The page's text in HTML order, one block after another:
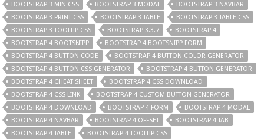
BOOTSTRAP 3 MIN CSS
BOOTSTRAP 3 MODAL
BOOTSTRAP 3 NAVBAR
BOOTSTRAP 3 PRINT CSS
BOOTSTRAP 3 TABLE
BOOTSTRAP 3 TABLE CSS
BOOTSTRAP 3 TOOLTIP CSS
BOOTSTRAP 3.3.7
BOOTSTRAP 4
BOOTSTRAP 4 BOOTSNIPP
BOOTSTRAP 4 BOOTSNIPP FORM
BOOTSTRAP 4 BUTTON CODE
BOOTSTRAP 4 BUTTON COLOR GENERATOR
BOOTSTRAP 4 BUTTON CSS GENERATOR
BOOTSTRAP 4 BUTTON GENERATOR
BOOTSTRAP 4 CHEAT SHEET
BOOTSTRAP 4 CSS DOWNLOAD
BOOTSTRAP 4 CSS LINK
BOOTSTRAP 4 CUSTOM BUTTON GENERATOR
BOOTSTRAP 4 DOWNLOAD
BOOTSTRAP 4 FORM
BOOTSTRAP 4 MODAL
BOOTSTRAP 4 NAVBAR
BOOTSTRAP 4 OFFSET
BOOTSTRAP 4 TAB
BOOTSTRAP 4 TABLE
BOOTSTRAP 4 TOOLTIP CSS